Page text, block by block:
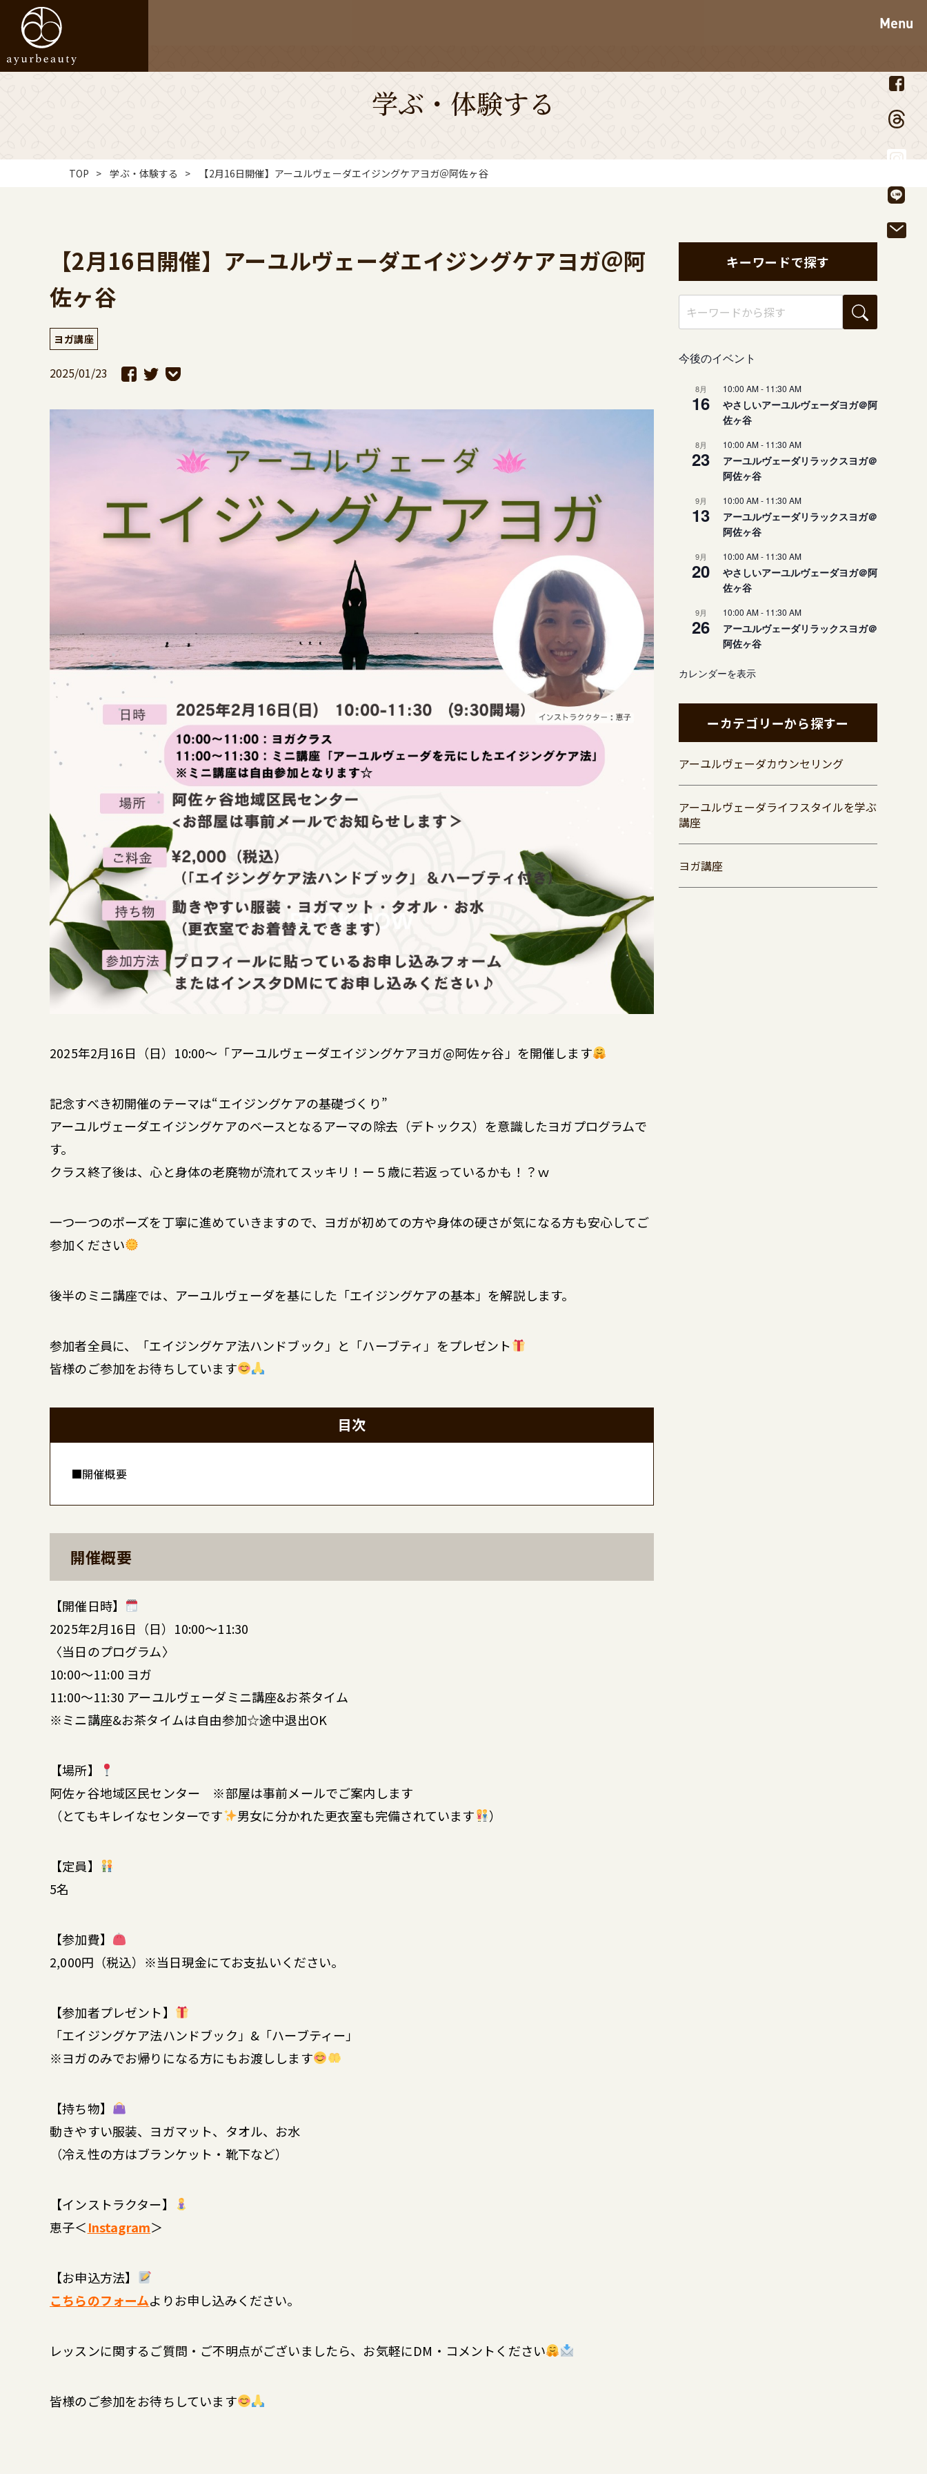
Menu
学ぶ・体験する
TOP 学ぶ・体験する 【2月16日開催】アーユルヴェーダエイジングケアヨガ＠阿佐ヶ谷
【2月16日開催】アーユルヴェーダエイジングケアヨガ＠阿
佐ヶ谷
ヨガ講座
2025/01/23
2025年2月16日（日）10:00〜「アーユルヴェーダエイジングケアヨガ@阿佐ヶ谷」を開催します
記念すべき初開催のテーマは“エイジングケアの基礎づくり”
アーユルヴェーダエイジングケアのベースとなるアーマの除去（デトックス）を意識したヨガプログラムで
す。
クラス終了後は、心と身体の老廃物が流れてスッキリ！ー５歳に若返っているかも！？ｗ
一つ一つのポーズを丁寧に進めていきますので、ヨガが初めての方や身体の硬さが気になる方も安心してご
参加ください
後半のミニ講座では、アーユルヴェーダを基にした「エイジングケアの基本」を解説します。
参加者全員に、「エイジングケア法ハンドブック」と「ハーブティ」をプレゼント
皆様のご参加をお待ちしています
目次
■開催概要
開催概要
【開催日時】
2025年2月16日（日）10:00〜11:30
〈当日のプログラム〉
10:00〜11:00 ヨガ
11:00〜11:30 アーユルヴェーダミニ講座&お茶タイム
※ミニ講座&お茶タイムは自由参加☆途中退出OK
【場所】
阿佐ヶ谷地域区民センター ※部屋は事前メールでご案内します
（とてもキレイなセンターです
男女に分かれた更衣室も完備されています ）
【定員】
5名
【参加費】
2,000円（税込）※当日現金にてお支払いください。
【参加者プレゼント】
「エイジングケア法ハンドブック」&「ハーブティー」
※ヨガのみでお帰りになる方にもお渡しします
【持ち物】
動きやすい服装、ヨガマット、タオル、お水
（冷え性の方はブランケット・靴下など）
【インストラクター】
恵子＜Instagram＞
【お申込方法】
こちらのフォームよりお申し込みください。
レッスンに関するご質問・ご不明点がございましたら、お気軽にDM・コメントください
皆様のご参加をお待ちしています
キーワードで探す
今後のイベント
8月
16
10:00 AM- 11:30 AM
やさしいアーユルヴェーダヨガ＠阿
佐ヶ谷
8月
23
10:00 AM- 11:30 AM
アーユルヴェーダリラックスヨガ＠
阿佐ヶ谷
9月
13
10:00 AM- 11:30 AM
アーユルヴェーダリラックスヨガ＠
阿佐ヶ谷
9月
20
10:00 AM- 11:30 AM
やさしいアーユルヴェーダヨガ＠阿
佐ヶ谷
9月
26
10:00 AM- 11:30 AM
アーユルヴェーダリラックスヨガ＠
阿佐ヶ谷
カレンダーを表示
ーカテゴリーから探すー
アーユルヴェーダカウンセリング
アーユルヴェーダライフスタイルを学ぶ
講座
ヨガ講座